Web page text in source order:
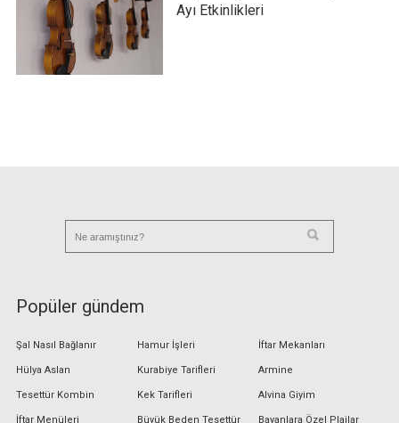
Ayı Etkinlikleri
Popüler gündem
Şal Nasıl Bağlanır
Hülya Aslan
Tesettür Kombin
İftar Menüleri
Hamur İşleri
Kurabiye Tarifleri
Kek Tarifleri
Büyük Beden Tesettür
İftar Mekanları
Armine
Alvina Giyim
Bayanlara Özel Plajlar